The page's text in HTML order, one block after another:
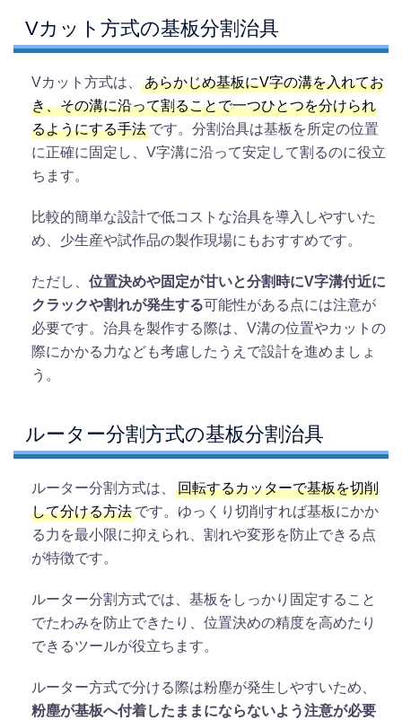
Vカット方式の基板分割治具
Vカット方式は、
あらかじめ基板にV字の溝を入れてお
き、その溝に沿って割ることで一つひとつを分けられ
るようにする手法 です。分割治具は基板を所定の位置
に正確に固定し、V字溝に沿って安定して割るのに役立
ちます。
比較的簡単な設計で低コストな治具を導入しやすいた
め、少生産や試作品の製作現場にもおすすめです。
ただし、 位置決めや固定が甘いと分割時にV字溝付近に
クラックや割れが発生する可能性がある点には注意が
必要です。治具を製作する際は、V溝の位置やカットの
際にかかる力なども考慮したうえで設計を進めましょ
う。
ルーター分割方式の基板分割治具
ルーター分割方式は、
回転するカッターで基板を切削
して分ける方法 です。ゆっくり切削すれば基板にかか
る力を最小限に抑えられ、割れや変形を防止できる点
が特徴です。
ルーター分割方式では、基板をしっかり固定すること
でたわみを防止できたり、位置決めの精度を高めたり
できるツールが役立ちます。
ルーター方式で分ける際は粉塵が発生しやすいため、
粉塵が基板へ付着したままにならないよう注意が必要